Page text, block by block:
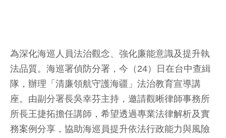
為深化海巡人員法治觀念、強化廉能意識及提升執
法品質。海巡署偵防分署，今（24）日在台中查緝
隊，辦理「清廉領航守護海疆」法治教育宣導講
座。由副分署長吳幸芬主持，邀請觀晰律師事務所
所長王捷拓擔任講師，希望透過專業法律解析及實
務案例分享，協助海巡員提升依法行政能力與風險